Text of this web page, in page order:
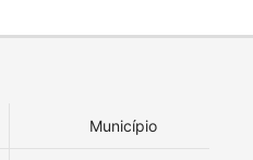
Município